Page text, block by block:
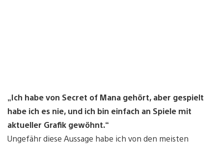
„Ich habe von Secret of Mana gehört, aber gespielt
habe ich es nie, und ich bin einfach an Spiele mit
aktueller Grafik gewöhnt.“
Ungefähr diese Aussage habe ich von den meisten